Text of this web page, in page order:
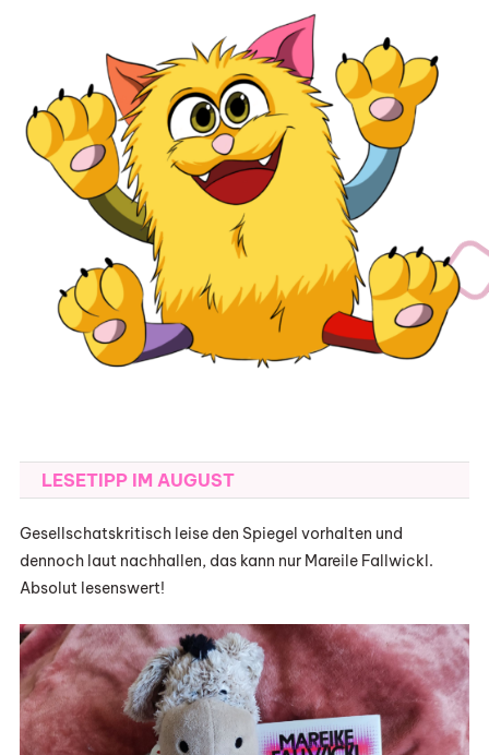
LESETIPP IM AUGUST
Gesellschatskritisch leise den Spiegel vorhalten und
dennoch laut nachhallen, das kann nur Mareile Fallwickl.
Absolut lesenswert!